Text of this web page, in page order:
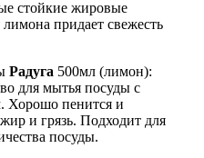
стойкие жировые
придает свежесть
Радуга 500мл (лимон):
для мытья посуды с
Хорошо пенится и
и грязь. Подходит для
посуды.